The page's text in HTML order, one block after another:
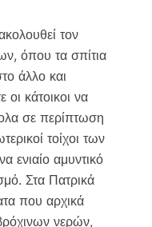
τον
όπου τα σπίτια
άλλο και
οι κάτοικοι να
σε περίπτωση
τοίχοι των
ενιαίο αμυντικό
Στα Πατρικά
που αρχικά
νερών,